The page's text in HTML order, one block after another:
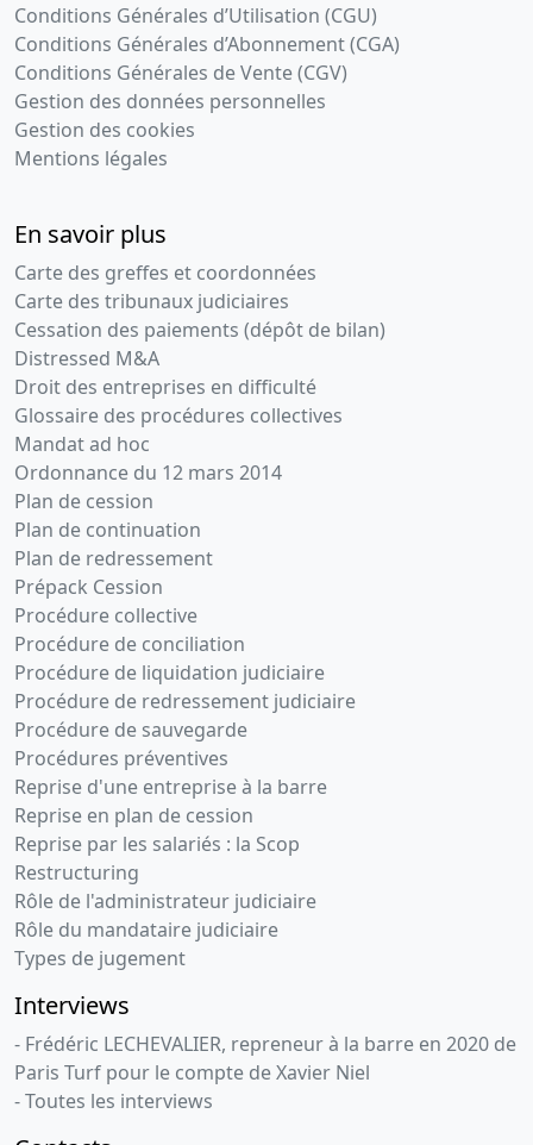
Conditions Générales d’Utilisation (CGU)
Conditions Générales d’Abonnement (CGA)
Conditions Générales de Vente (CGV)
Gestion des données personnelles
Gestion des cookies
Mentions légales
En savoir plus
Carte des greffes et coordonnées
Carte des tribunaux judiciaires
Cessation des paiements (dépôt de bilan)
Distressed M&A
Droit des entreprises en difficulté
Glossaire des procédures collectives
Mandat ad hoc
Ordonnance du 12 mars 2014
Plan de cession
Plan de continuation
Plan de redressement
Prépack Cession
Procédure collective
Procédure de conciliation
Procédure de liquidation judiciaire
Procédure de redressement judiciaire
Procédure de sauvegarde
Procédures préventives
Reprise d'une entreprise à la barre
Reprise en plan de cession
Reprise par les salariés : la Scop
Restructuring
Rôle de l'administrateur judiciaire
Rôle du mandataire judiciaire
Types de jugement
Interviews
- Frédéric LECHEVALIER, repreneur à la barre en 2020 de
Paris Turf pour le compte de Xavier Niel
- Toutes les interviews